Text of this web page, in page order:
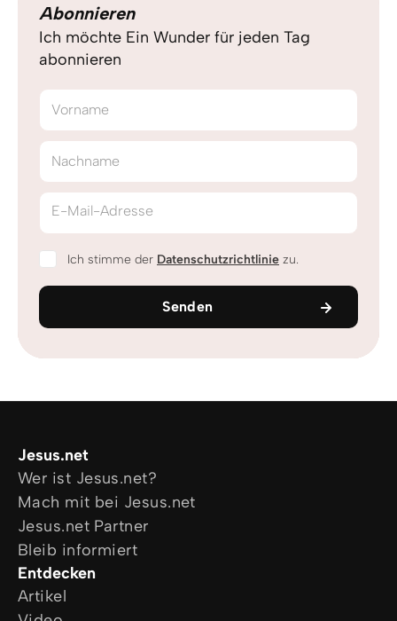
Abonnieren
Ich möchte Ein Wunder für jeden Tag
abonnieren
Vorname
Nachname
E-Mail-Adresse
Ich stimme der Datenschutzrichtlinie zu.
Senden
Jesus.net
Wer ist Jesus.net?
Mach mit bei Jesus.net
Jesus.net Partner
Bleib informiert
Entdecken
Artikel